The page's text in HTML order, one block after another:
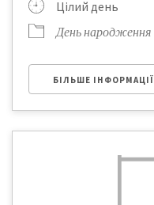
Цілий день
День народження
БІЛЬШЕ ІНФОРМАЦІЇ